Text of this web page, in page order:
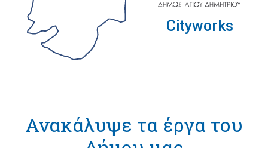
Ανακάλυψε τα έργα του